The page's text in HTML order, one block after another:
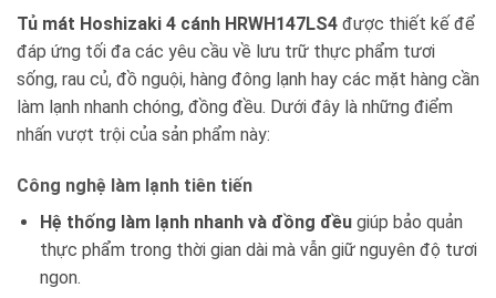
Tủ mát Hoshizaki 4 cánh HRWH147LS4 được thiết kế để
đáp ứng tối đa các yêu cầu về lưu trữ thực phẩm tươi
sống, rau củ, đồ nguội, hàng đông lạnh hay các mặt hàng cần
làm lạnh nhanh chóng, đồng đều. Dưới đây là những điểm
nhấn vượt trội của sản phẩm này:
Công nghệ làm lạnh tiên tiến
Hệ thống làm lạnh nhanh và đồng đềugiúp bảo quản
thực phẩm trong thời gian dài mà vẫn giữ nguyên độ tươi
ngon.